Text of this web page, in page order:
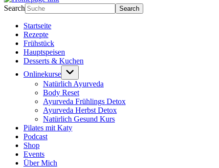
Search
Startseite
Rezepte
Frühstück
Hauptspeisen
Desserts & Kuchen
Onlinekurse
Natürlich Ayurveda
Body Reset
Ayurveda Frühlings Detox
Ayurveda Herbst Detox
Natürlich Gesund Kurs
Pilates mit Katy
Podcast
Shop
Events
Über Mich